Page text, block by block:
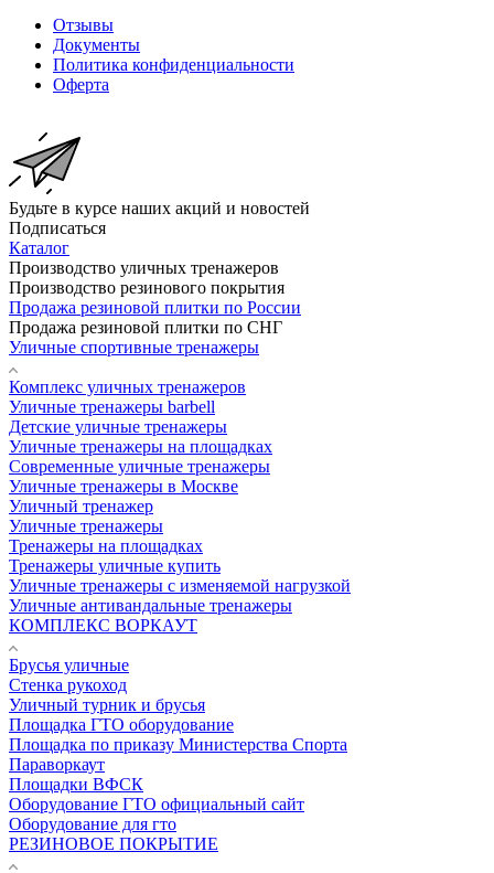
Отзывы
Документы
Политика конфиденциальности
Оферта
Будьте в курсе наших акций и новостей
Подписаться
Каталог
Производство уличных тренажеров
Производство резинового покрытия
Продажа резиновой плитки по России
Продажа резиновой плитки по СНГ
Уличные спортивные тренажеры
Комплекс уличных тренажеров
Уличные тренажеры barbell
Детские уличные тренажеры
Уличные тренажеры на площадках
Современные уличные тренажеры
Уличные тренажеры в Москве
Уличный тренажер
Уличные тренажеры
Тренажеры на площадках
Тренажеры уличные купить
Уличные тренажеры с изменяемой нагрузкой
Уличные антивандальные тренажеры
КОМПЛЕКС ВОРКАУТ
Брусья уличные
Стенка рукоход
Уличный турник и брусья
Площадка ГТО оборудование
Площадка по приказу Министерства Спорта
Параворкаут
Площадки ВФСК
Оборудование ГТО официальный сайт
Оборудование для гто
РЕЗИНОВОЕ ПОКРЫТИЕ